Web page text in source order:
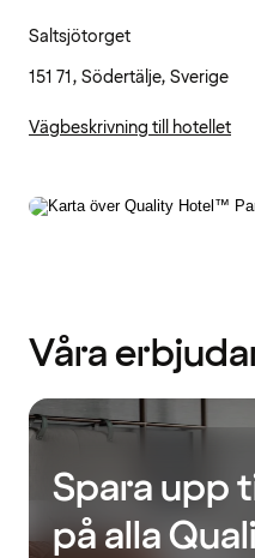
Saltsjötorget
151 71, Södertälje, Sverige
Vägbeskrivning till hotellet
Våra
Spara upp
på alla